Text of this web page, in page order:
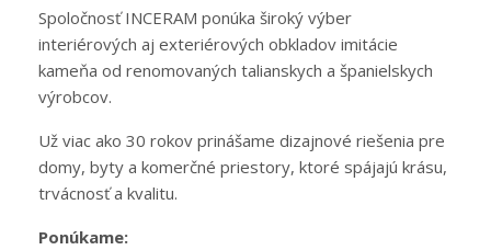
Spoločnosť INCERAM ponúka široký výber
interiérových aj exteriérových obkladov imitácie
kameňa od renomovaných talianskych a španielskych
výrobcov.
Už viac ako 30 rokov prinášame dizajnové riešenia pre
domy, byty a komerčné priestory, ktoré spájajú krásu,
trvácnosť a kvalitu.
Ponúkame: